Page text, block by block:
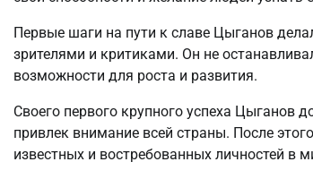
Первые шаги на пути к славе Цыганов
зрителями и критиками. Он не
возможности для роста и развития.
Своего первого крупного успеха Цыганов
привлек внимание всей страны. После
известных и востребованных личностей в